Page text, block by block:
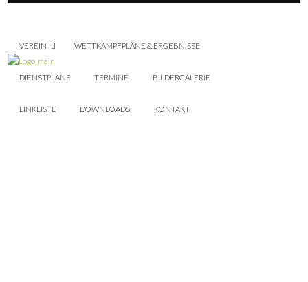
VEREIN WETTKAMPFPLÄNE & ERGEBNISSE
DIENSTPLÄNE TERMINE BILDERGALERIE
LINKLISTE DOWNLOADS KONTAKT